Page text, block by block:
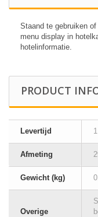
Staand te gebruiken
menu display in
hotelinformatie.
PRODUCT
Levertijd
Afmeting
Gewicht (kg)
Overige